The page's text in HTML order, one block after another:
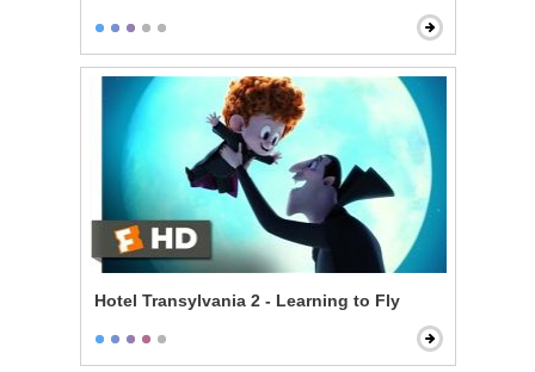
Hotel Transylvania 2 - Learning to Fly